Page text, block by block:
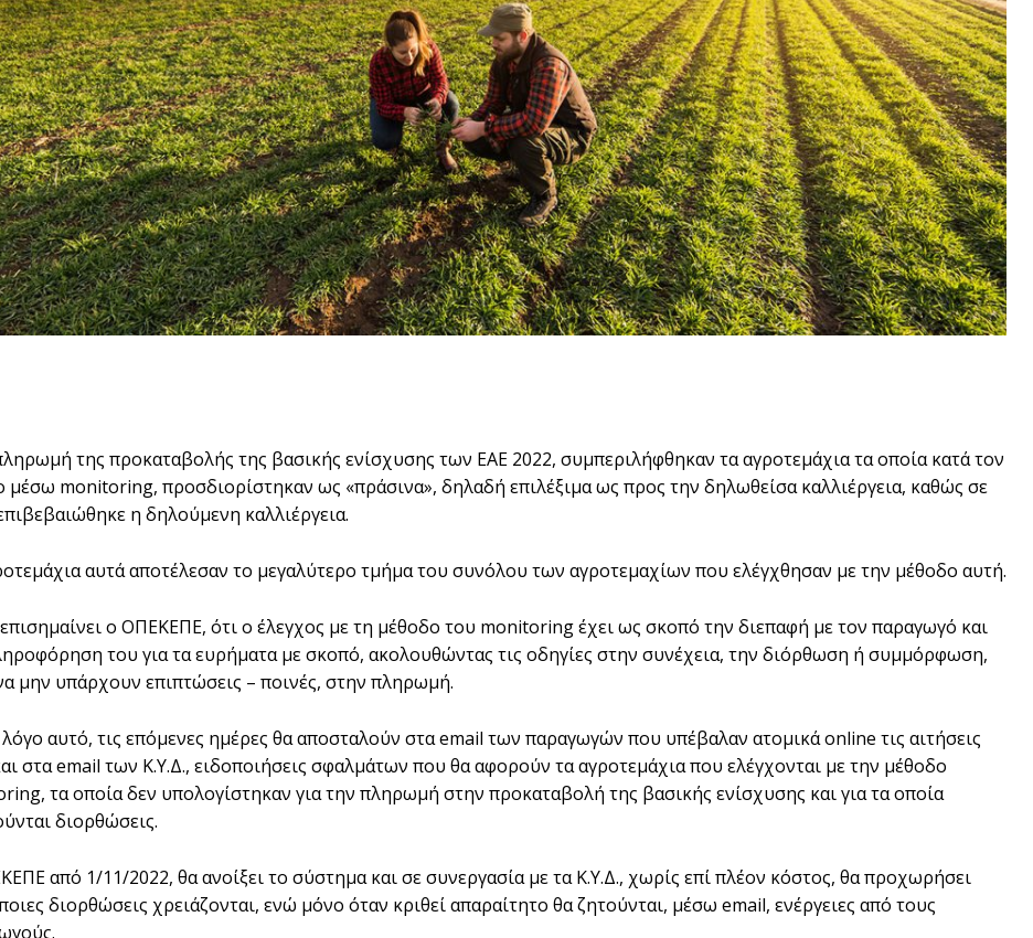
της προκαταβολής της βασικής ενίσχυσης των ΕΑΕ 2022, συμπεριλήφθηκαν τα αγροτεμάχια τα οποία κατά τον
μέσω monitoring, προσδιορίστηκαν ως «πράσινα», δηλαδή επιλέξιμα ως προς την δηλωθείσα καλλιέργεια, καθώς σε
η δηλούμενη καλλιέργεια.
αυτά αποτέλεσαν το μεγαλύτερο τμήμα του συνόλου των αγροτεμαχίων που ελέγχθησαν με την μέθοδο αυτή.
ο ΟΠΕΚΕΠΕ, ότι o έλεγχος με τη μέθοδο του monitoring έχει ως σκοπό την διεπαφή με τον παραγωγό και
του για τα ευρήματα με σκοπό, ακολουθώντας τις οδηγίες στην συνέχεια, την διόρθωση ή συμμόρφωση,
μην υπάρχουν επιπτώσεις – ποινές, στην πληρωμή.
λόγο αυτό, τις επόμενες ημέρες θα αποσταλούν στα email των παραγωγών που υπέβαλαν ατομικά online τις αιτήσεις
στα email των Κ.Υ.Δ., ειδοποιήσεις σφαλμάτων που θα αφορούν τα αγροτεμάχια που ελέγχονται με την μέθοδο
τα οποία δεν υπολογίστηκαν για την πληρωμή στην προκαταβολή της βασικής ενίσχυσης και για τα οποία
διορθώσεις.
από 1/11/2022, θα ανοίξει το σύστημα και σε συνεργασία με τα Κ.Υ.Δ., χωρίς επί πλέον κόστος, θα προχωρήσει
διορθώσεις χρειάζονται, ενώ μόνο όταν κριθεί απαραίτητο θα ζητούνται, μέσω email, ενέργειες από τους